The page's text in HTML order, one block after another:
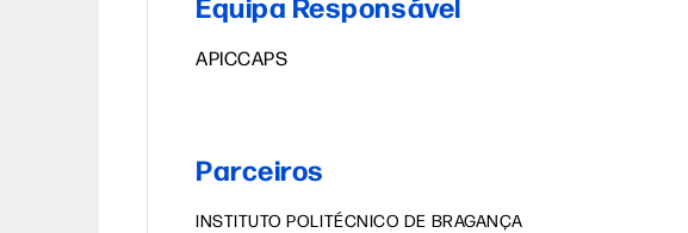
APICCAPS
Parceiros
INSTITUTO POLITÉCNICO DE BRAGANÇA